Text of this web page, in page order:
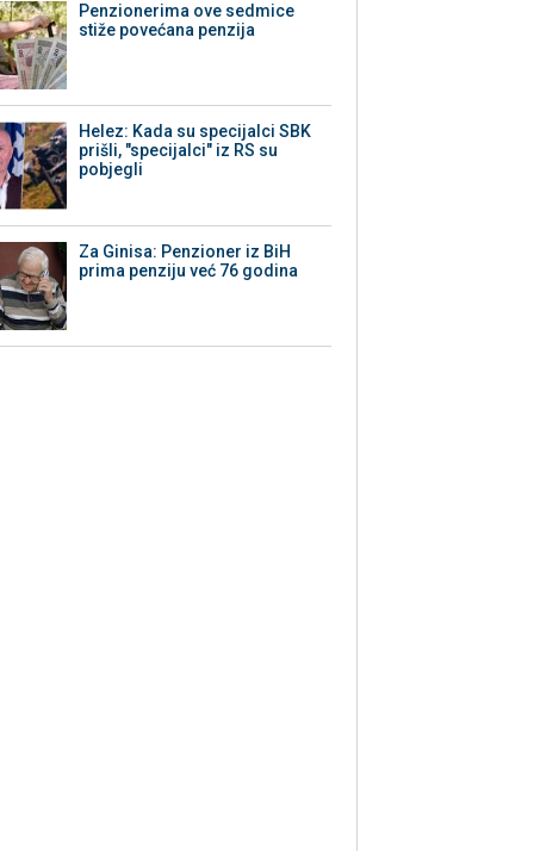
Penzionerima ove sedmice
stiže povećana penzija
Helez: Kada su specijalci SBK
prišli, "specijalci" iz RS su
pobjegli
Za Ginisa: Penzioner iz BiH
prima penziju već 76 godina